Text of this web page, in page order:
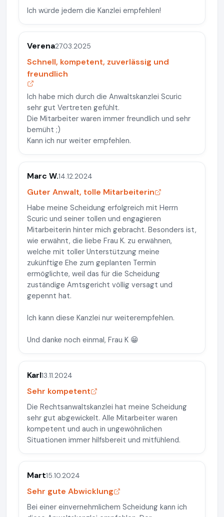
Ich würde jedem die Kanzlei empfehlen!
Verena27.03.2025
Schnell, kompetent, zuverlässig und
freundlich
Ich habe mich durch die Anwaltskanzlei Scuric
sehr gut Vertreten gefühlt.
Die Mitarbeiter waren immer freundlich und sehr
bemüht ;)
Kann ich nur weiter empfehlen.
Marc W.14.12.2024
Guter Anwalt, tolle Mitarbeiterin
Habe meine Scheidung erfolgreich mit Herrn
Scuric und seiner tollen und engagieren
Mitarbeiterin hinter mich gebracht. Besonders ist,
wie erwähnt, die liebe Frau K. zu erwähnen,
welche mit toller Unterstützung meine
zukünftige Ehe zum geplanten Termin
ermöglichte, weil das für die Scheidung
zuständige Amtsgericht völlig versagt und
gepennt hat.
Ich kann diese Kanzlei nur weiterempfehlen.
Und danke noch einmal, Frau K 😁
Karl13.11.2024
Sehr kompetent
Die Rechtsanwaltskanzlei hat meine Scheidung
sehr gut abgewickelt. Alle Mitarbeiter waren
kompetent und auch in ungewöhnlichen
Situationen immer hilfsbereit und mitfühlend.
Mart15.10.2024
Sehr gute Abwicklung
Bei einer einvernehmlichem Scheidung kann ich